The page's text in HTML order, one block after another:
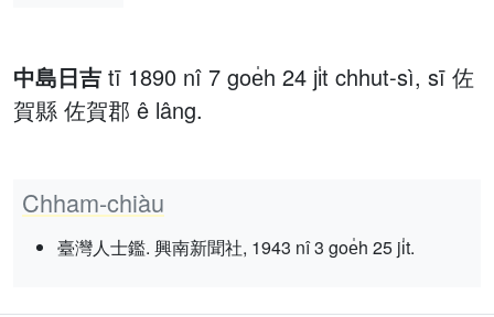
中島日吉 tī 1890 nî 7 goe̍h 24 ji̍t chhut-sì, sī 佐
賀縣 佐賀郡 ê lâng.
Chham-chiàu
臺灣人士鑑. 興南新聞社, 1943 nî 3 goe̍h 25 ji̍t.